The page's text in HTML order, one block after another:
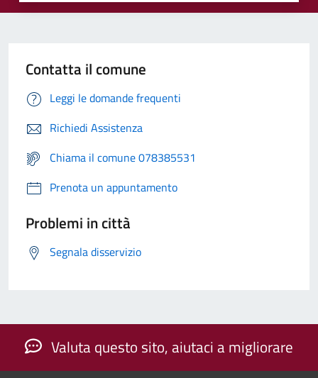
Contatta il comune
Leggi le domande frequenti
Richiedi Assistenza
Chiama il comune 078385531
Prenota un appuntamento
Problemi in città
Segnala disservizio
Valuta questo sito, aiutaci a migliorare